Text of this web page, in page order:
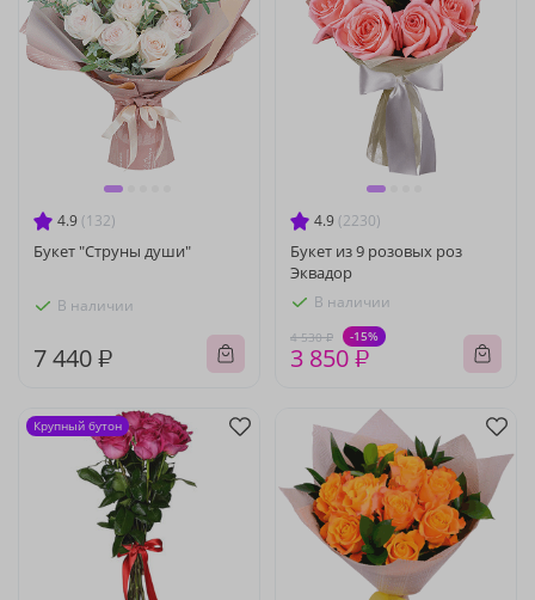
4.9 (132)
Букет "Струны души"
В наличии
7 440 ₽
4.9 (2230)
Букет из 9 розовых роз
Эквадор
В наличии
4 530 ₽ -15%
3 850 ₽
Крупный бутон